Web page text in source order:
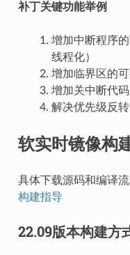
补丁关键功能举例
增加中断程序
线程化）
增加临界区的
增加关中断代
解决优先级反
软实时镜像构
具体下载源码和编译流
构建指导
22.09版本构建方